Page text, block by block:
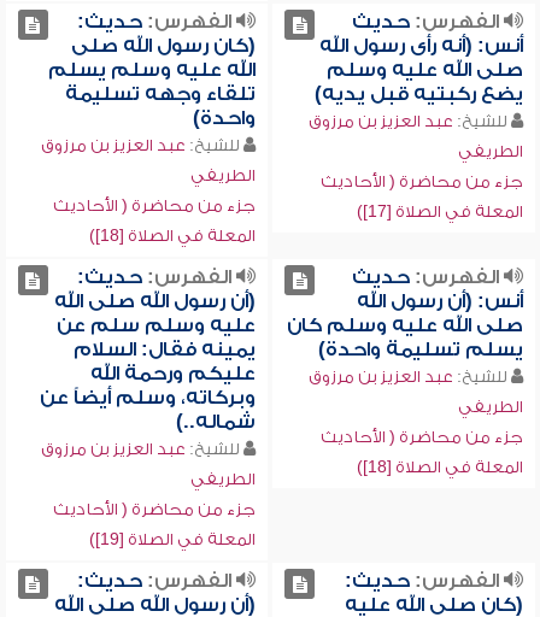
الفهرس:حديث
أنس: (أنه رأى رسول الله
صلى الله عليه وسلم
يضع ركبتيه قبل يديه)
للشيخ: عبد العزيز بن مرزوق
الطريفي
جزء من محاضرة ( الأحاديث
المعلة في الصلاة [17])
الفهرس:حديث:
(كان رسول الله صلى
الله عليه وسلم يسلم
تلقاء وجهه تسليمة
واحدة)
للشيخ: عبد العزيز بن مرزوق
الطريفي
جزء من محاضرة ( الأحاديث
المعلة في الصلاة [18])
الفهرس:حديث
أنس: (أن رسول الله
صلى الله عليه وسلم كان
يسلم تسليمة واحدة)
للشيخ: عبد العزيز بن مرزوق
الطريفي
جزء من محاضرة ( الأحاديث
المعلة في الصلاة [18])
الفهرس:حديث:
(أن رسول الله صلى الله
عليه وسلم سلم عن
يمينه فقال: السلام
عليكم ورحمة الله
وبركاته، وسلم أيضاً عن
شماله..)
للشيخ: عبد العزيز بن مرزوق
الطريفي
جزء من محاضرة ( الأحاديث
المعلة في الصلاة [19])
الفهرس:حديث:
(كان صلى الله عليه
الفهرس:حديث:
(أن رسول الله صلى الله